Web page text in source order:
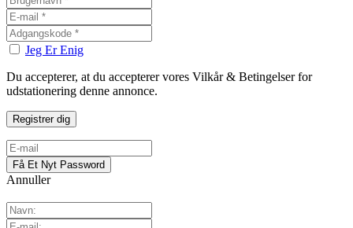
Jeg Er Enig
Du accepterer, at du accepterer vores Vilkår & Betingelser for
udstationering denne annonce.
Annuller